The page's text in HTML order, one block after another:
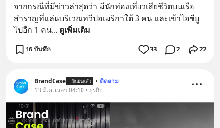
จากกรณีที่มีข่าวล่าสุดว่า มีนักท่องเที่ยวเสียชีวิตบนเรือ
สำราญที่แล่นบริเวณทวีปอเมริกาใต้ 3 คน และเข้าไอซียู
ไปอีก 1 คน... ดูเพิ่มเติม
16 บันทึก 33 2 22
BrandCase ยืนยันแล้ว • ติดตาม
13 มี.ค. เวลา 04:10 • ธุรกิจ